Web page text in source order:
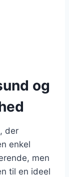
og
der
enkel
men
til en ideel